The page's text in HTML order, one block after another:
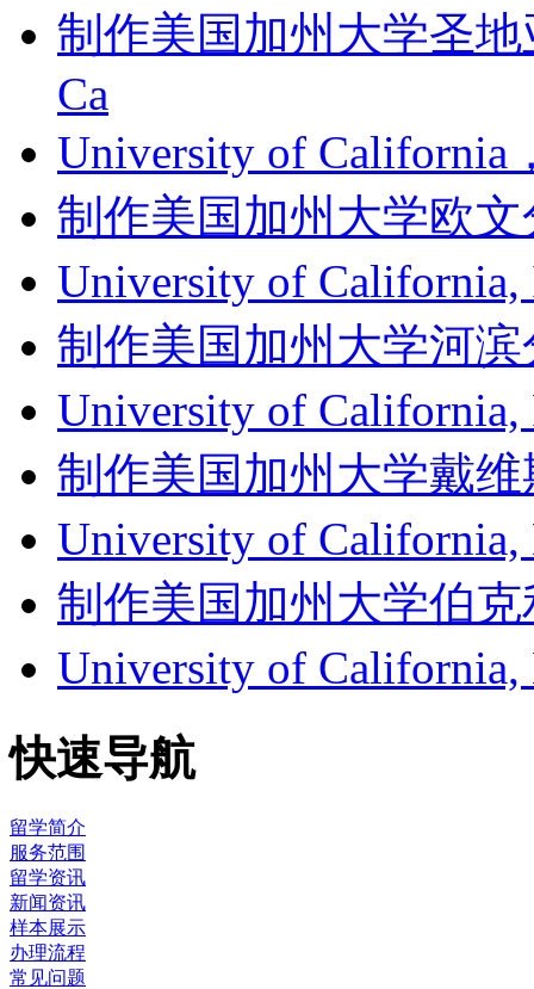
制作美国加州大学圣
Ca
University of California
制作美国加州大学欧
University of
制作美国加州大学河
University of
制作美国加州大学戴
University of
制作美国加州大学伯
University of
快速导航
留学简介
服务范围
留学资讯
新闻资讯
样本展示
办理流程
常见问题